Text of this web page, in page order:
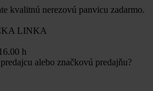
kvalitnú nerezovú panvicu zadarmo.
LINKA
h
alebo značkovú predajňu?